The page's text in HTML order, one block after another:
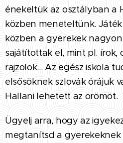
énekeltük az osztályban a
közben meneteltünk.
közben a gyerekek
sajátítottak el, mint pl. írok,
rajzolok... Az egész iskola
elsősöknek szlovák órájuk
Hallani lehetett az örömöt.
Ügyelj arra, hogy az
megtanítsd a gyerekeknek